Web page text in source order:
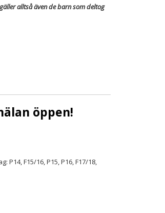
alltså även de barn som deltog
öppen!
F15/16, P15, P16, F17/18,